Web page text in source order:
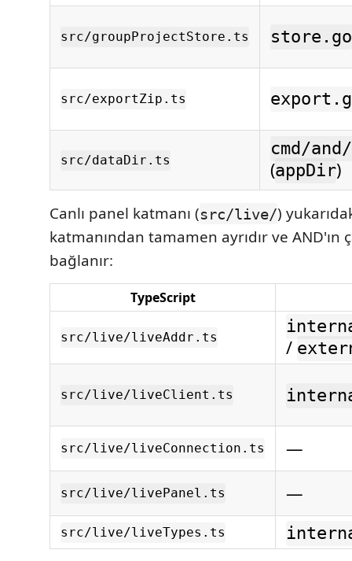
src/groupProjectStore.ts store.go
src/exportZip.ts
src/dataDir.ts
cmd/
(appDir)
Canlı panel katmanı (src/live/)
katmanından tamamen ayrıdır ve AND'ın
bağlanır:
TypeScript
src/live/liveAddr.ts /
src/live/liveClient.ts
src/live/liveConnection.ts —
src/live/livePanel.ts —
src/live/liveTypes.ts